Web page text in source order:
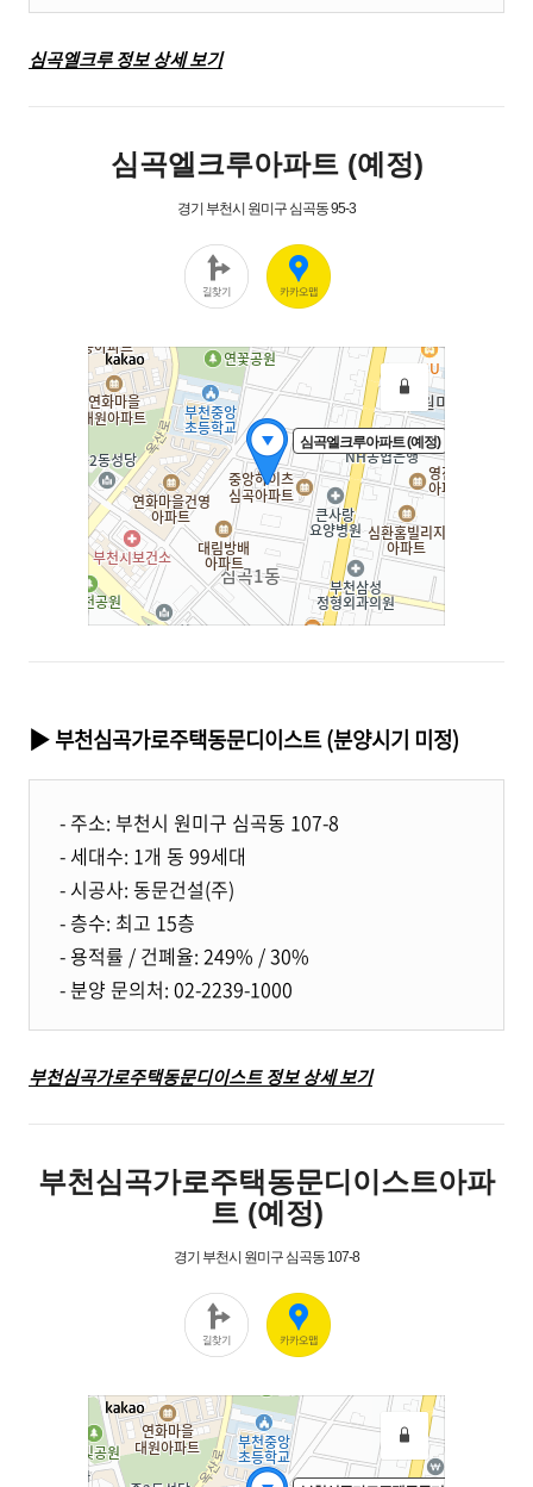
심곡엘크루 정보 상세 보기
▶ 부천심곡가로주택동문디이스트 (분양시기 미정)
- 주소: 부천시 원미구 심곡동 107-8
- 세대수: 1개 동 99세대
- 시공사: 동문건설(주)
- 층수: 최고 15층
- 용적률 / 건폐율: 249% / 30%
- 분양 문의처: 02-2239-1000
부천심곡가로주택동문디이스트 정보 상세 보기